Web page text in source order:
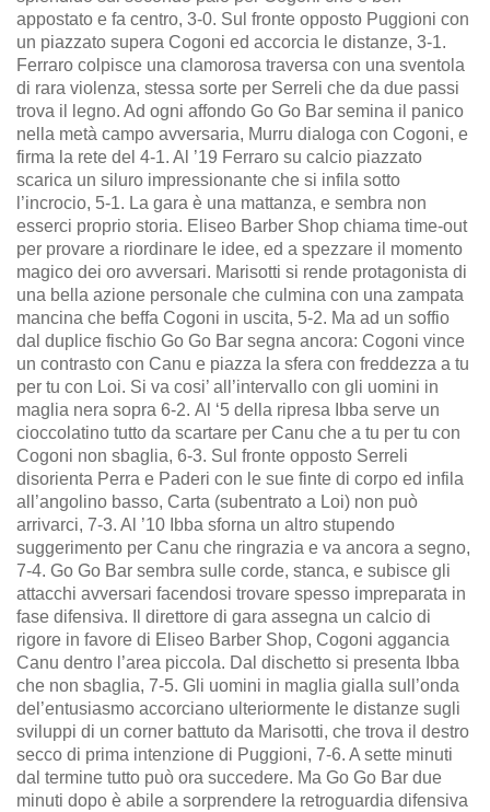
appostato e fa centro, 3-0. Sul fronte opposto Puggioni con
un piazzato supera Cogoni ed accorcia le distanze, 3-1.
Ferraro colpisce una clamorosa traversa con una sventola
di rara violenza, stessa sorte per Serreli che da due passi
trova il legno. Ad ogni affondo Go Go Bar semina il panico
nella metà campo avversaria, Murru dialoga con Cogoni, e
firma la rete del 4-1. Al ’19 Ferraro su calcio piazzato
scarica un siluro impressionante che si infila sotto
l’incrocio, 5-1. La gara è una mattanza, e sembra non
esserci proprio storia. Eliseo Barber Shop chiama time-out
per provare a riordinare le idee, ed a spezzare il momento
magico dei oro avversari. Marisotti si rende protagonista di
una bella azione personale che culmina con una zampata
mancina che beffa Cogoni in uscita, 5-2. Ma ad un soffio
dal duplice fischio Go Go Bar segna ancora: Cogoni vince
un contrasto con Canu e piazza la sfera con freddezza a tu
per tu con Loi. Si va cosi’ all’intervallo con gli uomini in
maglia nera sopra 6-2. Al ‘5 della ripresa Ibba serve un
cioccolatino tutto da scartare per Canu che a tu per tu con
Cogoni non sbaglia, 6-3. Sul fronte opposto Serreli
disorienta Perra e Paderi con le sue finte di corpo ed infila
all’angolino basso, Carta (subentrato a Loi) non può
arrivarci, 7-3. Al ’10 Ibba sforna un altro stupendo
suggerimento per Canu che ringrazia e va ancora a segno,
7-4. Go Go Bar sembra sulle corde, stanca, e subisce gli
attacchi avversari facendosi trovare spesso impreparata in
fase difensiva. Il direttore di gara assegna un calcio di
rigore in favore di Eliseo Barber Shop, Cogoni aggancia
Canu dentro l’area piccola. Dal dischetto si presenta Ibba
che non sbaglia, 7-5. Gli uomini in maglia gialla sull’onda
del’entusiasmo accorciano ulteriormente le distanze sugli
sviluppi di un corner battuto da Marisotti, che trova il destro
secco di prima intenzione di Puggioni, 7-6. A sette minuti
dal termine tutto può ora succedere. Ma Go Go Bar due
minuti dopo è abile a sorprendere la retroguardia difensiva